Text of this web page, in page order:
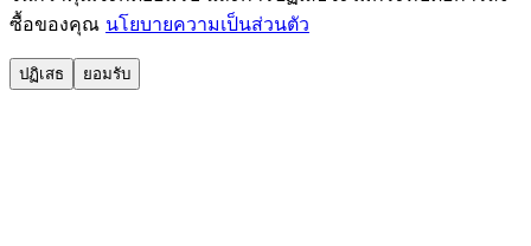
ซื้อของคุณ นโยบายความเป็นส่วนตัว
ปฏิเสธ ยอมรับ